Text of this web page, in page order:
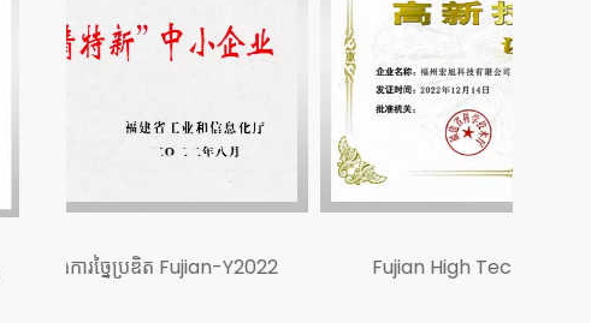
Fujian High Tech Enterprises-Y2022